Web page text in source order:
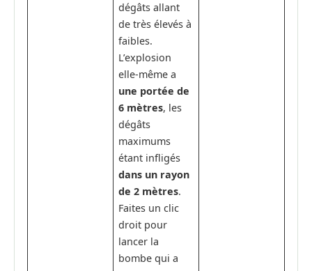
dégâts allant
de très élevés à
faibles.
L’explosion
elle-même a
une portée de
6 mètres, les
dégâts
maximums
étant infligés
dans un rayon
de 2 mètres.
Faites un clic
droit pour
lancer la
bombe qui a